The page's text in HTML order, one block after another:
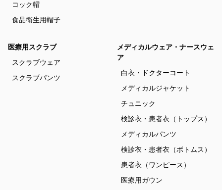
コック帽
食品衛生用帽子
医療用スクラブ
スクラブウェア
スクラブパンツ
メディカルウェア・ナースウェ
ア
白衣・ドクターコート
メディカルジャケット
チュニック
検診衣・患者衣（トップス）
メディカルパンツ
検診衣・患者衣（ボトムス）
患者衣（ワンピース）
医療用ガウン